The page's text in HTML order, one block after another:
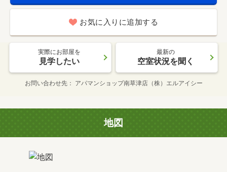
お気に入りに追加する
実際にお部屋を
見学したい
最新の
空室状況を聞く
お問い合わせ先 アパマンショップ南草津店（株）エルアイシー
地図